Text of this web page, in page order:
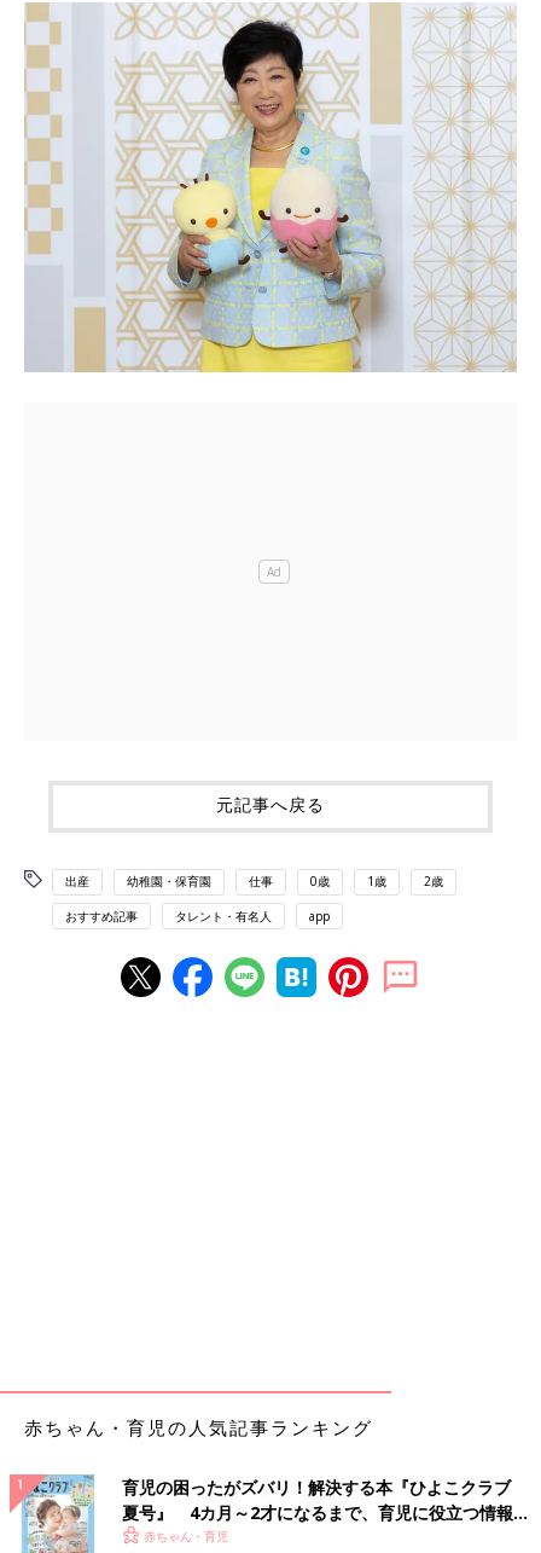
元記事へ戻る
出産 幼稚園・保育園 仕事 0歳 1歳 2歳
おすすめ記事 タレント・有名人 app
赤ちゃん・育児の人気記事ランキング
育児の困ったがズバリ！解決する本『ひよこクラブ
夏号』 4カ月～2才になるまで、育児に役立つ情報が
いっぱい！
赤ちゃん・育児